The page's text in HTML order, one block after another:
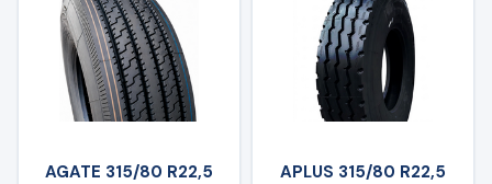
AGATE 315/80 R22,5
APLUS 315/80 R22,5